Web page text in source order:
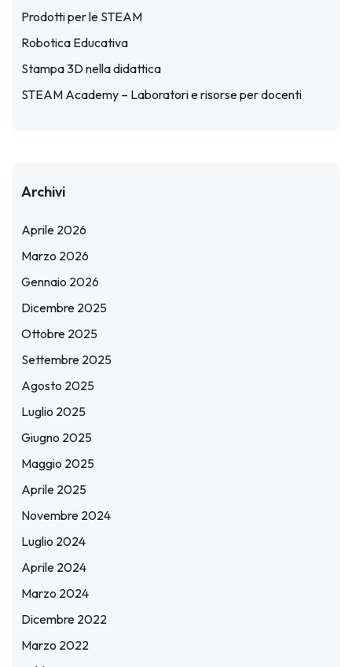
Prodotti per le STEAM
Robotica Educativa
Stampa 3D nella didattica
STEAM Academy – Laboratori e risorse per docenti
Archivi
Aprile 2026
Marzo 2026
Gennaio 2026
Dicembre 2025
Ottobre 2025
Settembre 2025
Agosto 2025
Luglio 2025
Giugno 2025
Maggio 2025
Aprile 2025
Novembre 2024
Luglio 2024
Aprile 2024
Marzo 2024
Dicembre 2022
Marzo 2022